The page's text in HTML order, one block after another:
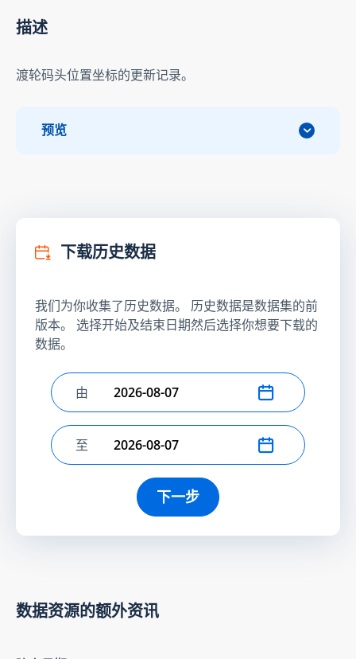
描述
渡轮码头位置坐标的更新记录。
预览
下载历史数据
我们为你收集了历史数据。 历史数据是数据集的前
版本。 选择开始及结束日期然后选择你想要下载的
数据。
选择开始日期
由
选择结束日期
至
下一步
数据资源的额外资讯